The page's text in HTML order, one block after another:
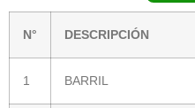
N° DESCRIPCIÓN
1 BARRIL